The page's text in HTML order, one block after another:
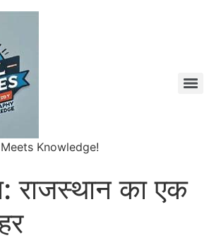
Knowledge!
राजस्थान का एक